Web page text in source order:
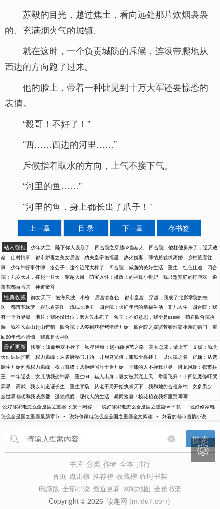
苏毅的目光，越过焦土，看向远处那片炊烟袅袅
的、充满烟火气的城镇。
就在这时，一个负责城防的斥候，连滚带爬地从
西边的方向跑了过来。
他的脸上，带着一种比见到十万大军还要惊恐的
表情。
“毅哥！不好了！”
“西……西边的河里……”
斥候指着取水的方向，上气不接下气。
“河里的鱼……”
“河里的鱼，身上都长出了爪子！”
上一章 目 录 下一章 存书签
站内强推 少年大宝 陛下你人设崩了 四合院之穿越52当猎人
四合院：傻柱他舅来了，逆天改
命
山村情事 都市娇妻之美女后宫 功夫皇帝艳福星 热火娇妻：薄情总裁求离婚
乡村荒唐往
事
少年神探事件簿 洛公子 这个诅咒太棒了 四合院：咸鱼的美好生活 重生：红色仕途
四合
院：九岁天才，撑起一片天
穿越大周 萌宝入怀：摄政王的神算小卦妃 我只想安静的打游戏
逍
遥花都百香宫
神道帝尊
经典收藏 御女天下 艳海风波 小枪 后宫春春色 都市皇宫
穿越，我成了北影学院的校
医
都市花缘梦 娱乐百美图 流氓大地主 四合院：火红年代的幸福生活 非凡人生
四合院：我
有一个万界城
港片：我还没出位，老大先出殡了 领主：不好意思，我全是sss级
苟在四合院捡
漏
我在长白山赶山狩猎 四合院：从签到获得烤猪蹄开始 四合院之媒婆带秦淮茹相亲进错门
重
回60年代不遗憾
我真是大神医
最近更新 快穿：短命炮灰不死了 颖星璀璨：赵丽颖演艺之路 美女总裁，请上车
文娱：我为
天仙妹妹护航
权力巅峰：从省府秘书开始 开局穷光蛋，赚钱全靠挂！ 以法律之名
官梯：从选
调生开始问鼎权力巅峰
权力巅峰：从拒绝省厅千金开始 平庸的人不拯救世界
潜龙风暴：都市兵
王
中年逆袭，女儿助我变神豪 重生64，猎人出身，妻女被我宠上天
举国飞升！十四亿魔修吓哭
异界
高武：我以剑道证长生 重生官场：从老干局开始执掌天下 我和她的合租条约
女多男少：
全世界都想和我谈恋爱
孤独成瘾：现代人的生活
暴雨捡妻！校花赖在我怀里哭唧唧
说好修家电怎么全是国之重器 长安一闲客 - 说好修家电怎么全是国之重器txt下载 - 说好修家电
怎么全是国之重器最新章节 - 说好修家电怎么全是国之重器全文阅读 - 好看的都市言情小说
搜索
书库 分类 作者 全本 排行
首页 点击榜 推荐榜 收藏榜 临时书架
电脑版 全部小说 最近更新 网站地图 会员书架
Copyright © 2026 读趣网 (m.idu7.com)
